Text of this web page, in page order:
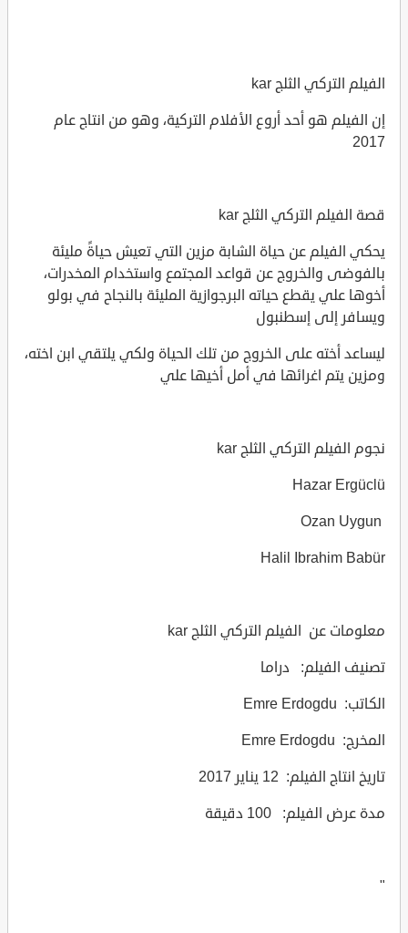
الفيلم التركي الثلج kar
إن الفيلم هو أحد أروع الأفلام التركية، وهو من انتاج عام
2017
قصة الفيلم التركي الثلج kar
يحكي الفيلم عن حياة الشابة مزين التي تعيش حياةً مليئة
بالفوضى والخروج عن قواعد المجتمع واستخدام المخدرات،
أخوها علي يقطع حياته البرجوازية المليئة بالنجاح في بولو
ويسافر إلى إسطنبول
ليساعد أخته على الخروج من تلك الحياة ولكي يلتقي ابن اخته،
ومزين يتم اغرائها في أمل أخيها علي
نجوم الفيلم التركي الثلج kar
Hazar Ergüclü
Halil Ibrahim Babür
معلومات عن الفيلم التركي الثلج kar
تصنيف الفيلم: دراما
الكاتب: Emre Erdogdu
المخرج: Emre Erdogdu
تاريخ انتاج الفيلم: 12 يناير 2017
مدة عرض الفيلم: 100 دقيقة
"